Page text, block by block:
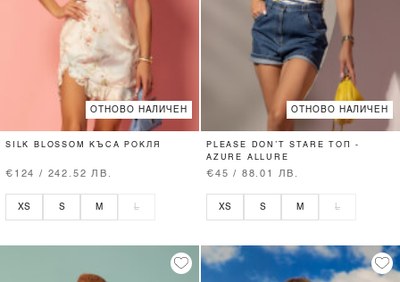
ОТНОВО НАЛИЧЕН
SILK BLOSSOM КЪСА РОКЛЯ
€124 / 242.52 ЛВ.
XS S M L
ОТНОВО НАЛИЧЕН
PLEASE DON’T STARE ТОП -
AZURE ALLURE
€45 / 88.01 ЛВ.
XS S M L